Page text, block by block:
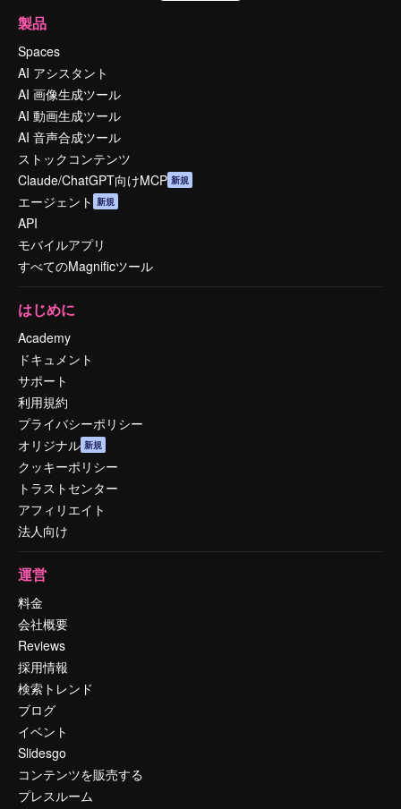
製品
Spaces
AI アシスタント
AI 画像生成ツール
AI 動画生成ツール
AI 音声合成ツール
ストックコンテンツ
Claude/ChatGPT向けMCP 新規
エージェント 新規
API
モバイルアプリ
すべてのMagnificツール
はじめに
Academy
ドキュメント
サポート
利用規約
プライバシーポリシー
オリジナル 新規
クッキーポリシー
トラストセンター
アフィリエイト
法人向け
運営
料金
会社概要
Reviews
採用情報
検索トレンド
ブログ
イベント
Slidesgo
コンテンツを販売する
プレスルーム